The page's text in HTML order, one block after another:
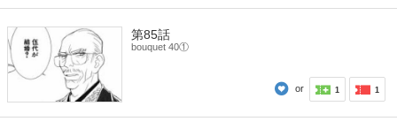
第85話
bouquet 40①
or 1 1